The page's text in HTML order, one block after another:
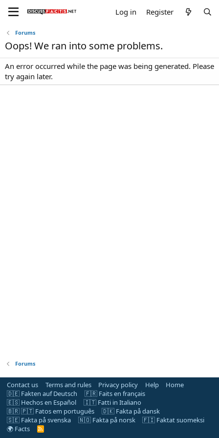
Log in Register
Forums
Oops! We ran into some problems.
An error occurred while the page was being generated. Please
try again later.
Forums
Contact us Terms and rules Privacy policy Help
Home
🇩🇪 Fakten auf Deutsch
🇫🇷 Faits en français
🇪🇸 Hechos en Español
🇮🇹 Fatti in Italiano
🇧🇷 🇵🇹 Fatos em português
🇩🇰 Fakta på dansk
🇸🇪 Fakta på svenska
🇳🇴 Fakta på norsk
🇫🇮 Faktat suomeksi
🌍 Facts
R